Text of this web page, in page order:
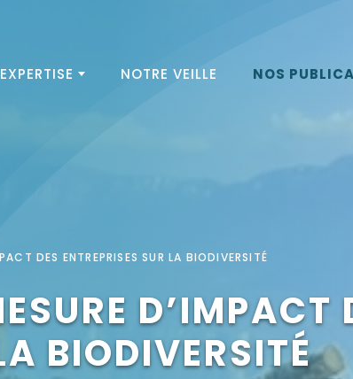
NOTRE VEILLE NOS
DES ENTREPRISES SUR LA BIODIVERSITÉ
D’IMPACT
BIODIVERSITÉ